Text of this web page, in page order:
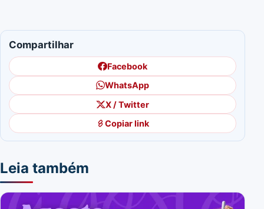
Compartilhar
Facebook
WhatsApp
X / Twitter
Copiar link
Leia também